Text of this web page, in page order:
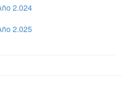
2.024
2.025